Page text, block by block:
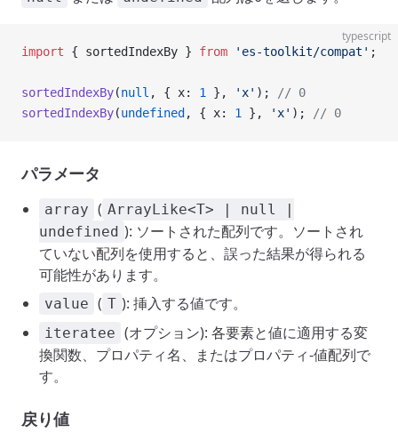
typescript
import { sortedIndexBy } from 'es-toolkit/compat' ;
sortedIndexBy(null , { x: 1 }, 'x' );
// 0
sortedIndexBy(undefined , { x: 1 }, 'x' ); // 0
パラメータ
array ( ArrayLike<T> | null |
undefined ): ソートされた配列です。ソートされ
ていない配列を使用すると、誤った結果が得られる
可能性があります。
value ( T ): 挿入する値です。
iteratee (オプション): 各要素と値に適用する変
換関数、プロパティ名、またはプロパティ-値配列で
す。
戻り値